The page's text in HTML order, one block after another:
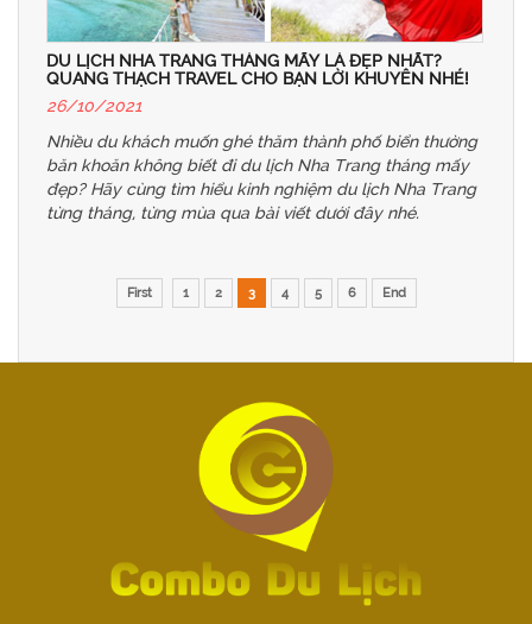
DU LỊCH NHA TRANG THÁNG MẤY LÀ ĐẸP NHẤT?
QUANG THẠCH TRAVEL CHO BẠN LỜI KHUYÊN NHÉ!
26/10/2021
Nhiều du khách muốn ghé thăm thành phố biển thường
băn khoăn không biết đi du lịch Nha Trang tháng mấy
đẹp? Hãy cùng tìm hiểu kinh nghiệm du lịch Nha Trang
từng tháng, từng mùa qua bài viết dưới đây nhé.
First 1 2 3 4 5 6 End